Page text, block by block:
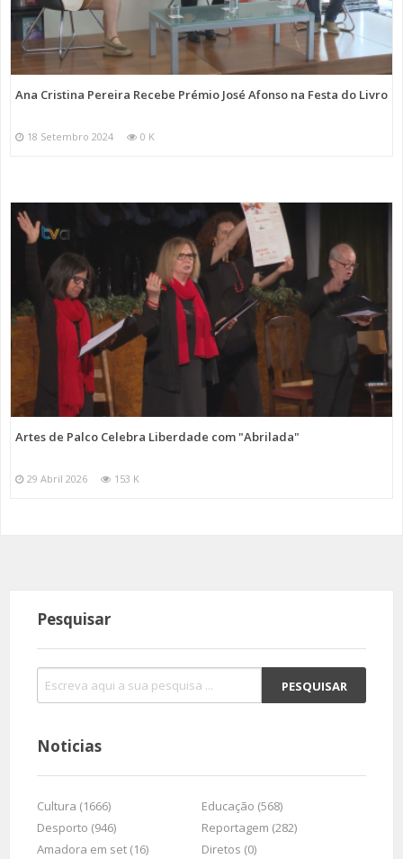
Ana Cristina Pereira Recebe Prémio José Afonso na Festa do Livro
18 Setembro 2024 0 K
Artes de Palco Celebra Liberdade com "Abrilada"
29 Abril 2026 153 K
Pesquisar
Noticias
Cultura (1666)
Educação (568)
Desporto (946)
Reportagem (282)
Amadora em set (16)
Diretos (0)